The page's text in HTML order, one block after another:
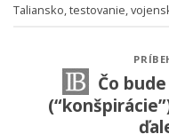
Taliansko,testovanie,
Čo